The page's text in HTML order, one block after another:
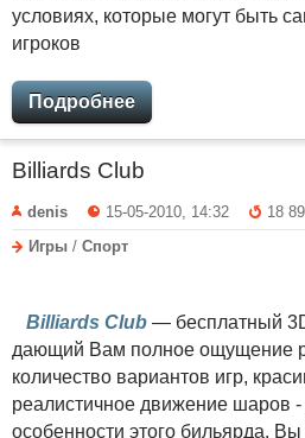
условиях, которые могут быть
игроков
Подробнее
Billiards Club
denis 15-05-2010, 14:32
18
Игры / Спорт
Billiards Club — бесплатный
дающий Вам полное ощущение
количество вариантов игр,
реалистичное движение шаров
особенности этого бильярда.